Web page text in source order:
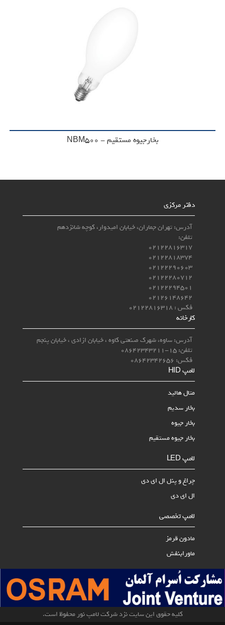
بخارجیوه مستقیم - NBM500
دفتر مرکزی
آدرس: تهران جماران، خیابان امیدوار، کوچه شانزدهم
تلفن:
02122816317
02122818374
02122290603
02122280712
02122294501
02126148642
فکس : 02122816318
کارخانه
آدرس: ساوه، شهرک صنعتی کاوه ، خیابان ازادی ، خیابان پنجم
تلفن: 15-08642343211
فکس: 08642342656
لامپ‌ HID
متال هالید
بخار سدیم
بخار جیوه
بخار جیوه مستقیم
لامپ LED
چراغ و پنل ال ای دی
ال ای دی
لامپ تخصصی
مادون قرمز
ماورابنفش
کلیه حقوق این سایت نزد شرکت لامپ نور محفوظ است.